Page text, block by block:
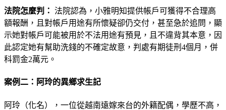
法院怎麼判： 法院認為，小雅明知提供帳戶可獲得不合理高
額報酬，且對帳戶用途有所懷疑卻仍交付，甚至急於追問，顯
示她對帳戶可能被用於不法用途有預見，且不違背其本意，因
此認定她有幫助洗錢的不確定故意，判處有期徒刑4個月，併
科罰金2萬元。
案例二：阿玲的異鄉求生記
阿玲（化名），一位從越南遠嫁來台的外籍配偶，學歷不高，